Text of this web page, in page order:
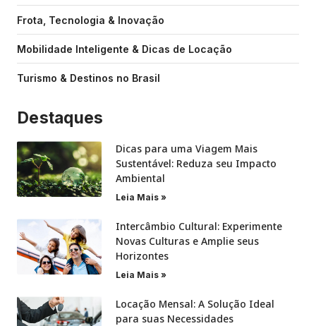
Frota, Tecnologia & Inovação
Mobilidade Inteligente & Dicas de Locação
Turismo & Destinos no Brasil
Destaques
Dicas para uma Viagem Mais
Sustentável: Reduza seu Impacto
Ambiental
Leia Mais »
Intercâmbio Cultural: Experimente
Novas Culturas e Amplie seus
Horizontes
Leia Mais »
Locação Mensal: A Solução Ideal
para suas Necessidades